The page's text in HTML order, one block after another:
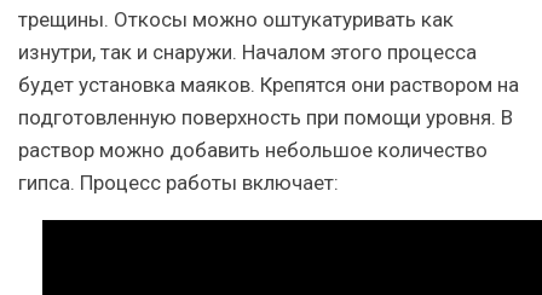
трещины. Откосы можно оштукатуривать как
изнутри, так и снаружи. Началом этого процесса
будет установка маяков. Крепятся они раствором на
подготовленную поверхность при помощи уровня. В
раствор можно добавить небольшое количество
гипса. Процесс работы включает: